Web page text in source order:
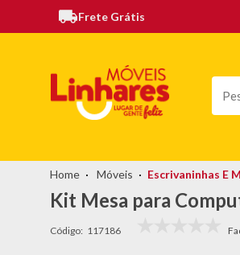
Frete Grátis
Móveis Escrivaninhas E
Kit Mesa para
Código: 117186